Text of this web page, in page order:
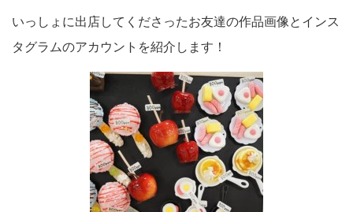
いっしょに出店してくださったお友達の作品画像とインス
タグラムのアカウントを紹介します！